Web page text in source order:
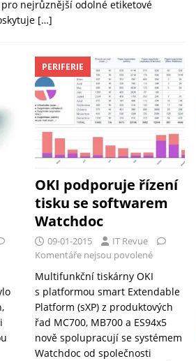
nejrůznější odolné etiketové
[…]
PERIFERIE
OKI podporuje řízení
tisku se softwarem
Watchdoc
09-01-2015
IT Revue
Komentáře nejsou povolené
Multifunkční tiskárny OKI
s platformou smart Extendable
Platform (sXP) z produktových
řad MC700, MB700 a ES94x5
nově spolupracují se systémem
Watchdoc od společnosti